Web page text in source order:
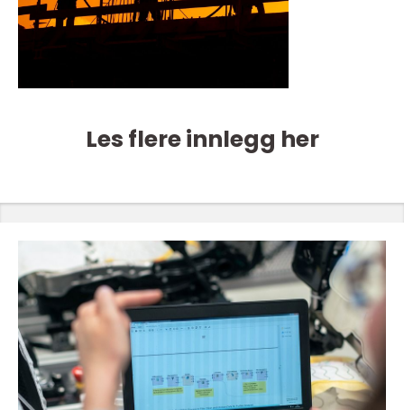
Les flere innlegg her